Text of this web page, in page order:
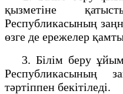
қызметіне
Республикасының
өзге де ережелер
3. Білім беру
Республикасының
тәртіппен бекітіледі.